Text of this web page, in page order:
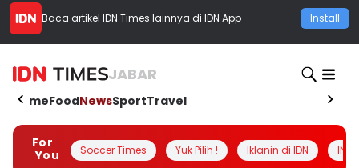
Baca artikel IDN Times lainnya di IDN App Install
JABAR
HomeFoodNewsSportTravel
For
You
Soccer Times Yuk Pilih ! Iklanin di IDN